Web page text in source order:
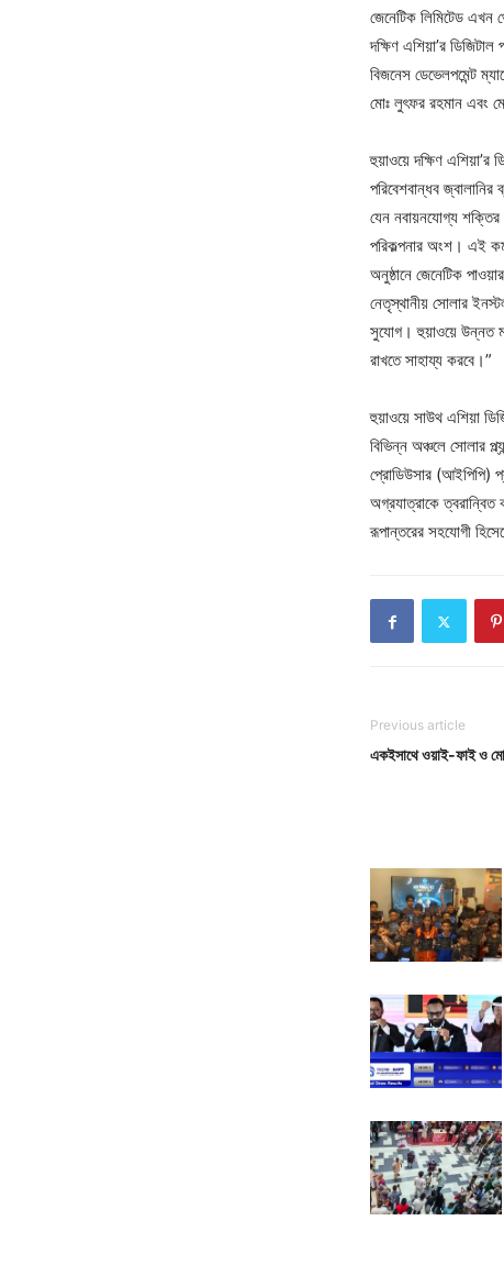
জেনেটিক লিমিটেড এখন
দক্ষিণ এশিয়া’র
বিজনেস ডেভেলপমেন্ট
মোঃ লুৎফর রহমান এবং
হুয়াওয়ে দক্ষিণ এশিয়া’র
পরিবেশবান্ধব
যেন নবায়নযোগ্য শক্তির
পরিকল্পনার অংশ। এই
অনুষ্ঠানে জেনেটিক
নেতৃস্থানীয় সোলার
সুযোগ। হুয়াওয়ে উন্নত
রাখতে সাহায্য করবে।”
হুয়াওয়ে সাউথ এশিয়া
বিভিন্ন অঞ্চলে সোলার
প্রোডিউসার (আইপিপি)
অগ্রযাত্রাকে
রূপান্তরের সহযোগী
Previous article
একইসাথে ওয়াই-ফাই ও